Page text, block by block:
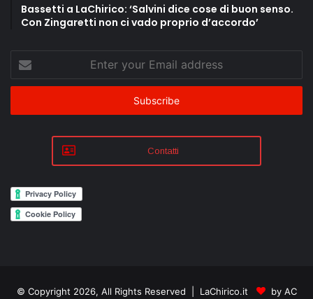
Bassetti a LaChirico: ‘Salvini dice cose di buon senso.
Con Zingaretti non ci vado proprio d’accordo’
your
Email
Contatti
© Copyright 2026, All Rights Reserved | LaChirico.it by AC